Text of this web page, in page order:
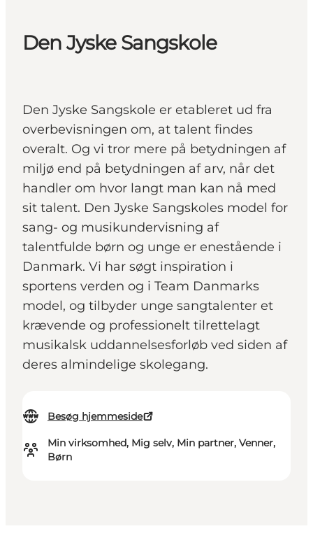
Den Jyske Sangskole
Den Jyske Sangskole er etableret ud fra
overbevisningen om, at talent findes
overalt. Og vi tror mere på betydningen af
miljø end på betydningen af arv, når det
handler om hvor langt man kan nå med
sit talent. Den Jyske Sangskoles model for
sang- og musikundervisning af
talentfulde børn og unge er enestående i
Danmark. Vi har søgt inspiration i
sportens verden og i Team Danmarks
model, og tilbyder unge sangtalenter et
krævende og professionelt tilrettelagt
musikalsk uddannelsesforløb ved siden af
deres almindelige skolegang.
Besøg hjemmeside
Min virksomhed, Mig selv, Min partner, Venner,
Børn